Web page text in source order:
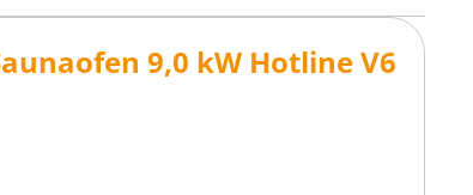
9,0 kW Hotline V6